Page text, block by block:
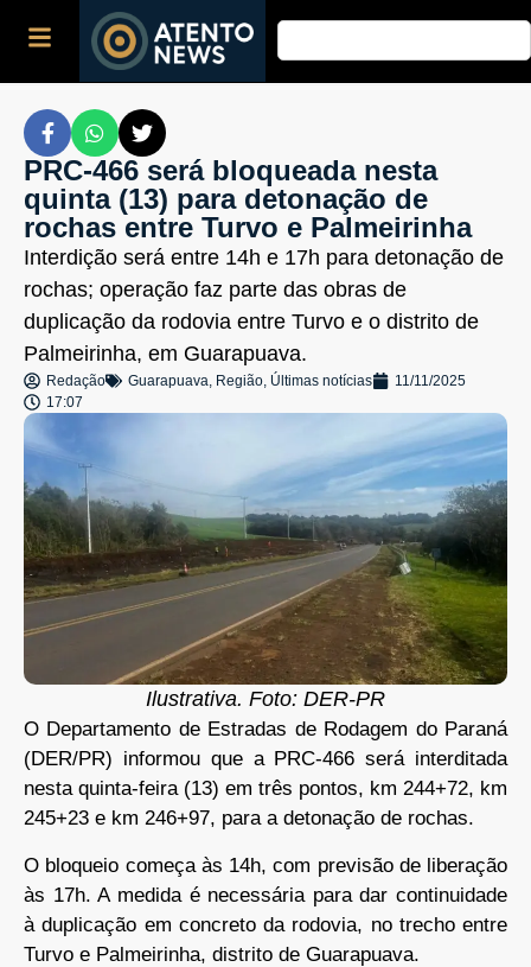
PRC-466 será bloqueada nesta
quinta (13) para detonação de
rochas entre Turvo e Palmeirinha
Interdição será entre 14h e 17h para detonação de
rochas; operação faz parte das obras de
duplicação da rodovia entre Turvo e o distrito de
Palmeirinha, em Guarapuava.
Redação Guarapuava, Região, Últimas notícias
11/11/2025
17:07
Ilustrativa. Foto: DER-PR
O Departamento de Estradas de Rodagem do Paraná
(DER/PR) informou que a PRC-466 será interditada
nesta quinta-feira (13) em três pontos, km 244+72, km
245+23 e km 246+97, para a detonação de rochas.
O bloqueio começa às 14h, com previsão de liberação
às 17h. A medida é necessária para dar continuidade
à duplicação em concreto da rodovia, no trecho entre
Turvo e Palmeirinha, distrito de Guarapuava.